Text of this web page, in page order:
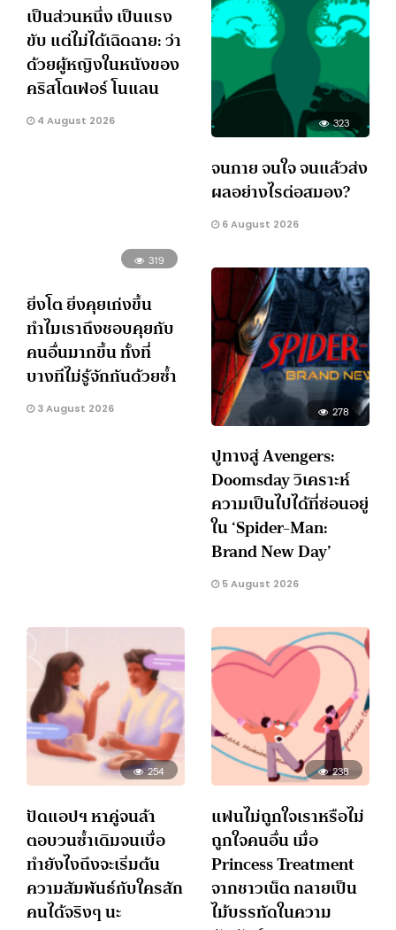
เป็นส่วนหนึ่ง เป็นแรง
ขับ แต่ไม่ได้เฉิดฉาย: ว่า
ด้วยผู้หญิงในหนังของ
คริสโตเฟอร์ โนแลน
4 August 2026 323
จนกาย จนใจ จนแล้วส่ง
ผลอย่างไรต่อสมอง?
6 August 2026
319
ยิ่งโต ยิ่งคุยเก่งขึ้น
ทำไมเราถึงชอบคุยกับ
คนอื่นมากขึ้น ทั้งที่
บางทีไม่รู้จักกันด้วยซ้ำ
3 August 2026 278
ปูทางสู่ Avengers:
Doomsday วิเคราะห์
ความเป็นไปได้ที่ซ่อนอยู่
ใน ‘Spider-Man:
Brand New Day’
5 August 2026
254
ปัดแอปฯ หาคู่จนล้า
ตอบวนซ้ำเดิมจนเบื่อ
ทำยังไงถึงจะเริ่มต้น
ความสัมพันธ์กับใครสัก
คนได้จริงๆ นะ
238
แฟนไม่ถูกใจเราหรือไม่
ถูกใจคนอื่น เมื่อ
Princess Treatment
จากชาวเน็ต กลายเป็น
ไม้บรรทัดในความ